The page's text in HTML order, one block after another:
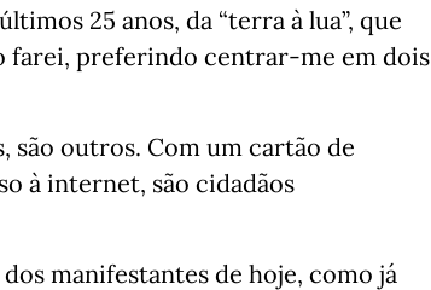
25 anos, da “terra à lua”, que
farei, preferindo centrar-me em dois
são outros. Com um cartão de
à internet, são cidadãos
manifestantes de hoje, como já